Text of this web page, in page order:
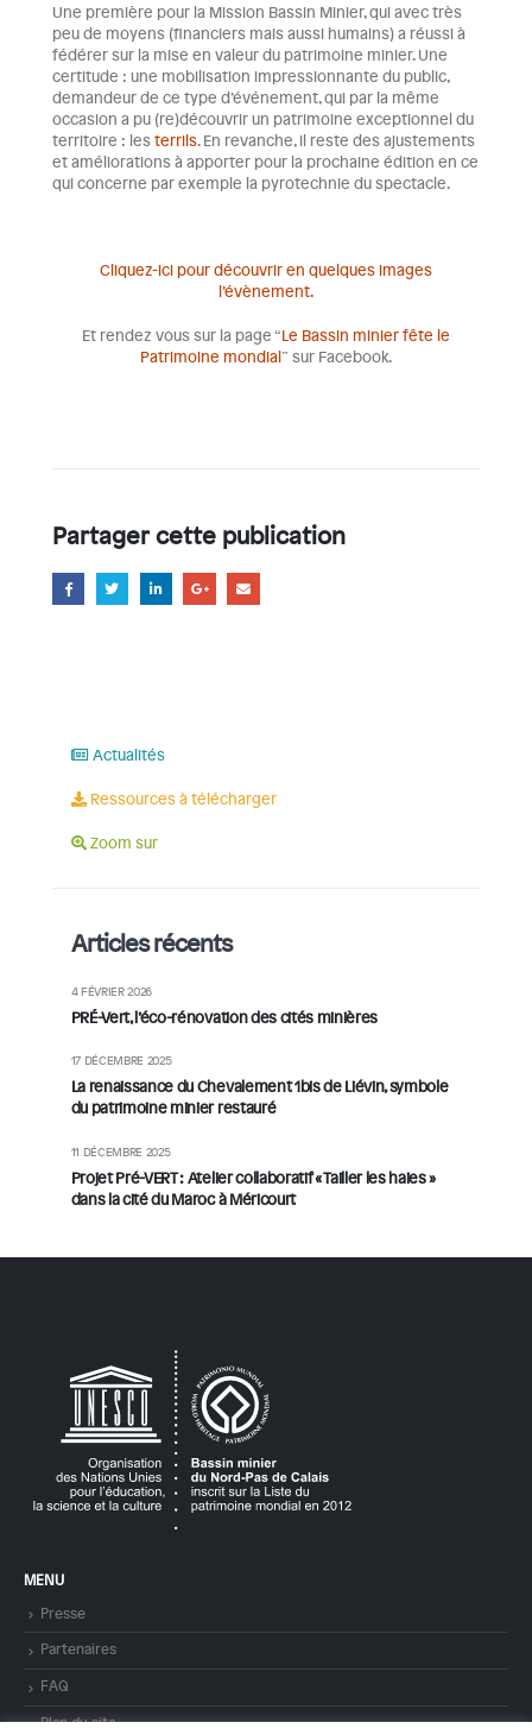
Une première pour la Mission Bassin Minier, qui avec très
peu de moyens (financiers mais aussi humains) a réussi à
fédérer sur la mise en valeur du patrimoine minier. Une
certitude : une mobilisation impressionnante du public,
demandeur de ce type d’événement, qui par la même
occasion a pu (re)découvrir un patrimoine exceptionnel du
territoire : lesterrils. En revanche, il reste des ajustements
et améliorations à apporter pour la prochaine édition en ce
qui concerne par exemple la pyrotechnie du spectacle.
Cliquez-ici pour découvrir en quelques images
l’évènement.
Et rendez vous sur la page “Le Bassin minier fête le
Patrimoine mondial” sur Facebook.
Partager cette publication
Actualités
Ressources à télécharger
Zoom sur
Articles récents
PRÉ-Vert, l’éco-rénovation des cités minières
4 FÉVRIER 2026
La renaissance du Chevalement 1bis de Liévin, symbole
du patrimoine minier restauré
17 DÉCEMBRE 2025
Projet Pré-VERT : Atelier collaboratif « Tailler les haies »
dans la cité du Maroc à Méricourt
11 DÉCEMBRE 2025
MENU
Presse
Partenaires
FAQ
Plan du site